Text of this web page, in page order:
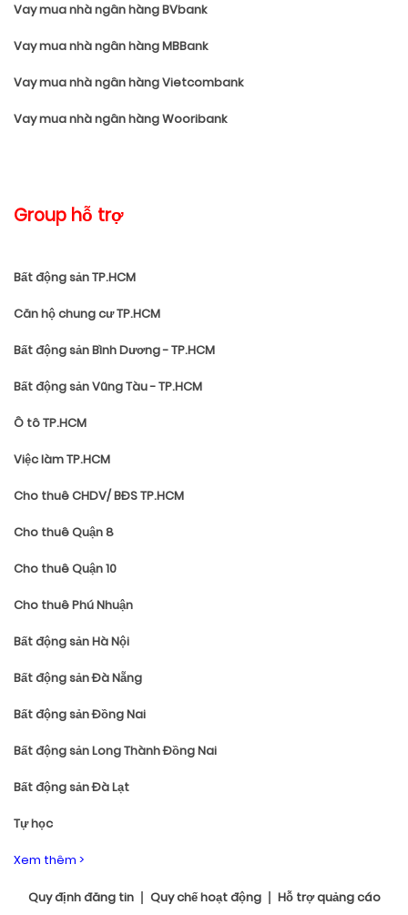
Vay mua nhà ngân hàng BVbank
Vay mua nhà ngân hàng MBBank
Vay mua nhà ngân hàng Vietcombank
Vay mua nhà ngân hàng Wooribank
Group hỗ trợ
Bất động sản TP.HCM
Căn hộ chung cư TP.HCM
Bất động sản Bình Dương - TP.HCM
Bất động sản Vũng Tàu - TP.HCM
Ô tô TP.HCM
Việc làm TP.HCM
Cho thuê CHDV/ BĐS TP.HCM
Cho thuê Quận 8
Cho thuê Quận 10
Cho thuê Phú Nhuận
Bất động sản Hà Nội
Bất động sản Đà Nẵng
Bất động sản Đồng Nai
Bất động sản Long Thành Đồng Nai
Bất động sản Đà Lạt
Tự học
Xem thêm >
Quy định đăng tin Quy chế hoạt động Hỗ trợ quảng cáo